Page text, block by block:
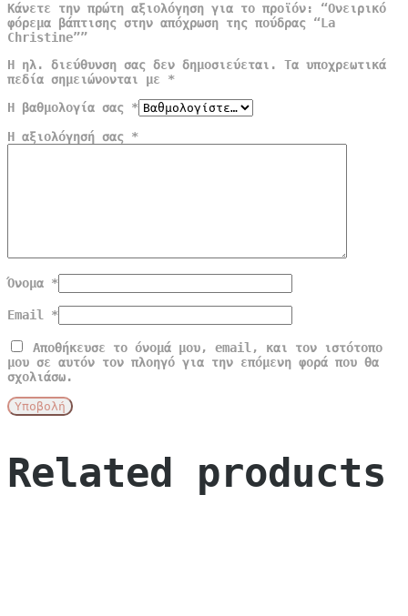
Κάνετε την πρώτη αξιολόγηση για το προϊόν: “Ονειρικό
φόρεμα βάπτισης στην απόχρωση της πούδρας “La
Christine””
Η ηλ. διεύθυνση σας δεν δημοσιεύεται.
Τα υποχρεωτικά
πεδία σημειώνονται με *
Η βαθμολογία σας *
Η αξιολόγησή σας *
Όνομα *
Email *
Αποθήκευσε το όνομά μου, email, και τον ιστότοπο
μου σε αυτόν τον πλοηγό για την επόμενη φορά που θα
σχολιάσω.
Related products